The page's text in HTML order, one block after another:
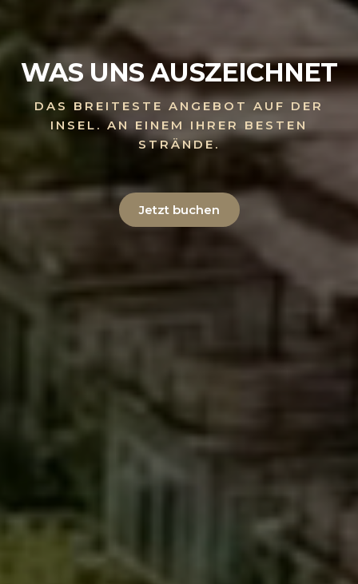
WAS UNS AUSZEICHNET
DAS BREITESTE ANGEBOT AUF DER
INSEL. AN EINEM IHRER BESTEN
STRÄNDE.
Jetzt buchen